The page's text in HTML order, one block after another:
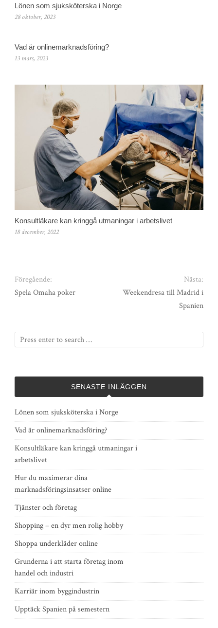
Lönen som sjuksköterska i Norge
28 oktober, 2023
Vad är onlinemarknadsföring?
13 mars, 2023
Konsultläkare kan kringgå utmaningar i arbetslivet
18 december, 2022
Föregående:
Spela Omaha poker
Nästa:
Weekendresa till Madrid i
Spanien
SENASTE INLÄGGEN
Lönen som sjuksköterska i Norge
Vad är onlinemarknadsföring?
Konsultläkare kan kringgå utmaningar i
arbetslivet
Hur du maximerar dina
marknadsföringsinsatser online
Tjänster och företag
Shopping – en dyr men rolig hobby
Shoppa underkläder online
Grunderna i att starta företag inom
handel och industri
Karriär inom byggindustrin
Upptäck Spanien på semestern